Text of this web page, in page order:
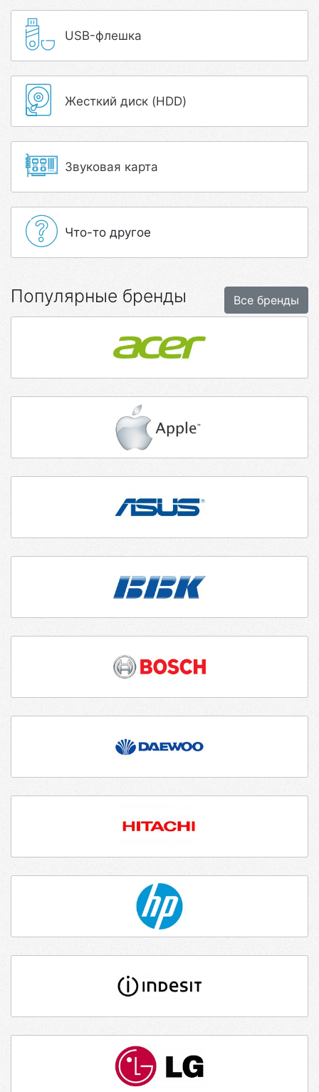
USB-флешка
Жесткий диск (HDD)
Звуковая карта
Что-то другое
Все бренды
Популярные бренды